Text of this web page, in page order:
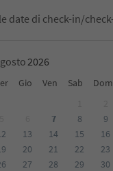
date di check-in/
Gio Ven Sab Dom
7 8
9
13 14 15
16
20 21 22
23
27 28 29
30
Trattamento